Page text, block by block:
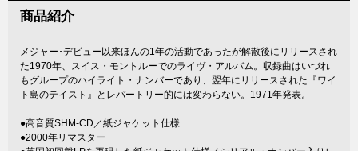
商品紹介
メジャー･デビュー以来ほんの1年の活動であったが解散後にリリースされ
た1970年、スイス・モントルーでのライヴ・アルバム。収録曲はいづれ
もグループのハイライト・ナンバーであり、翌年にリリースされた『ワイ
ト島のテイスト』とレパートリー的には変わらない。1971年発表。
●高音質SHM-CD／紙ジャケット仕様
●2000年リマスター